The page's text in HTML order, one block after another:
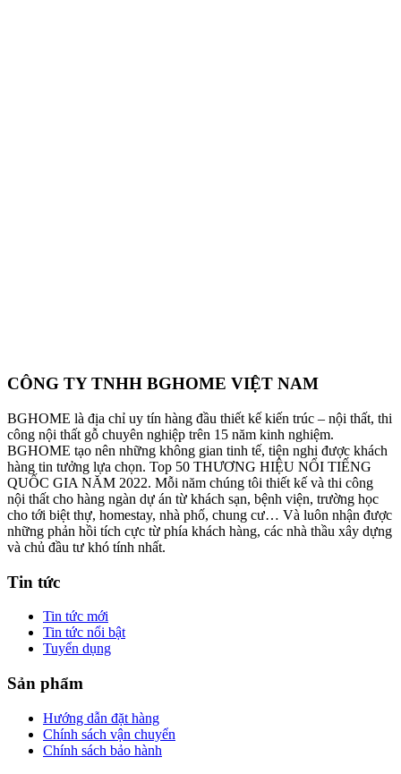
CÔNG TY TNHH BGHOME VIỆT NAM
BGHOME là địa chỉ uy tín hàng đầu thiết kế kiến trúc – nội thất, thi
công nội thất gỗ chuyên nghiệp trên 15 năm kinh nghiệm.
BGHOME tạo nên những không gian tinh tế, tiện nghi được khách
hàng tin tưởng lựa chọn. Top 50 THƯƠNG HIỆU NỔI TIẾNG
QUỐC GIA NĂM 2022. Mỗi năm chúng tôi thiết kế và thi công
nội thất cho hàng ngàn dự án từ khách sạn, bệnh viện, trường học
cho tới biệt thự, homestay, nhà phố, chung cư… Và luôn nhận được
những phản hồi tích cực từ phía khách hàng, các nhà thầu xây dựng
và chủ đầu tư khó tính nhất.
Tin tức
Tin tức mới
Tin tức nổi bật
Tuyển dụng
Sản phẩm
Hướng dẫn đặt hàng
Chính sách vận chuyển
Chính sách bảo hành